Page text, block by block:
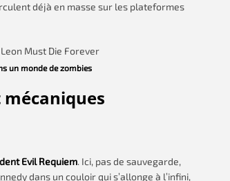
déjà en masse sur les plateformes
un monde de zombies
Evil Requiem. Ici, pas de sauvegarde,
dans un couloir qui s’allonge à l’infini,